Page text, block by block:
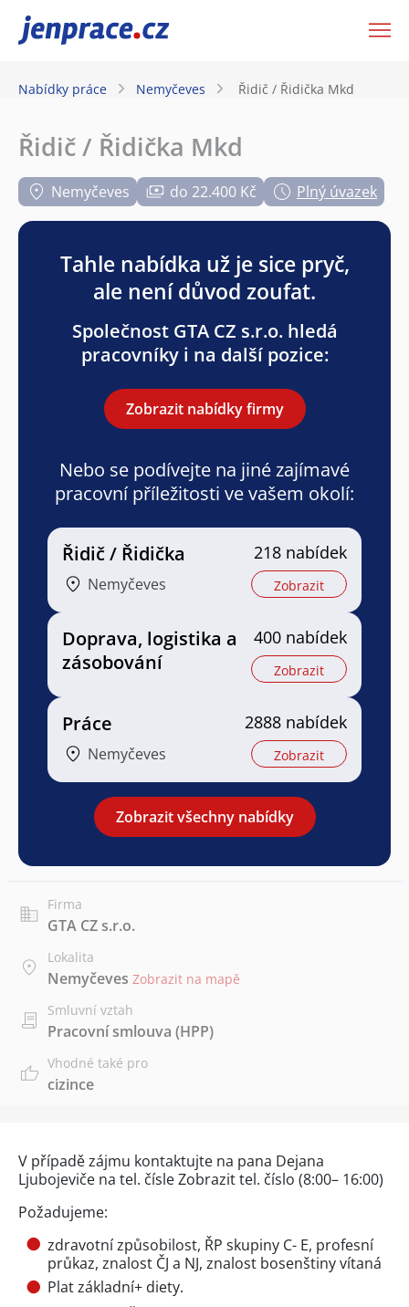
JenPráce.cz
Nabídky práce Nemyčeves Řidič / Řidička Mkd
Řidič / Řidička Mkd
Nemyčeves do 22.400 Kč Plný úvazek
Tahle nabídka už je sice pryč,
ale není důvod zoufat.
Společnost GTA CZ s.r.o. hledá
pracovníky i na další pozice:
Zobrazit nabídky firmy
Nebo se podívejte na jiné zajímavé
pracovní příležitosti ve vašem okolí:
Řidič / Řidička
Nemyčeves
218 nabídek
Zobrazit
Doprava, logistika a
zásobování
400 nabídek
Zobrazit
Práce
Nemyčeves
2888 nabídek
Zobrazit
Zobrazit všechny nabídky
Firma
GTA CZ s.r.o.
Lokalita
Nemyčeves Zobrazit na mapě
Smluvní vztah
Pracovní smlouva (HPP)
Vhodné také pro
cizince
V případě zájmu kontaktujte na pana Dejana
Ljubojeviče na tel. čísleZobrazit tel. číslo (8:00– 16:00)
Požadujeme:
zdravotní způsobilost, ŘP skupiny C- E, profesní
průkaz, znalost ČJ a NJ, znalost bosenštiny vítaná
Plat základní+ diety.